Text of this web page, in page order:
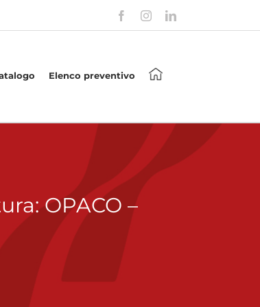
FacebookInstagramLinkedIn
Elenco preventivo
OPACO –